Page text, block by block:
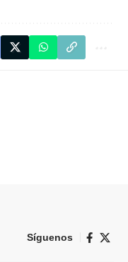
Síguenos